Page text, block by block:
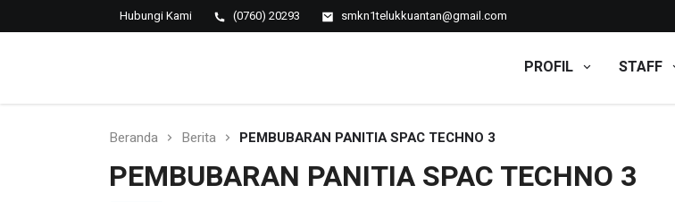
Hubungi Kami (0760) 20293 smkn1telukkuantan@gmail.com
PROFIL STAFF
Beranda Berita PEMBUBARAN PANITIA SPAC TECHNO 3
PEMBUBARAN PANITIA SPAC TECHNO 3